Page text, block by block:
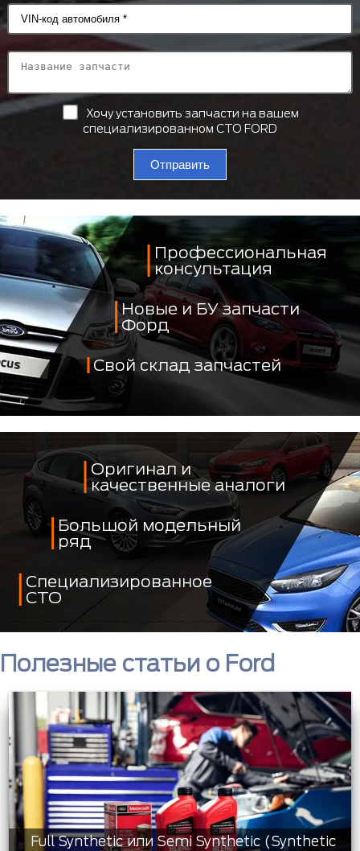
Хочу установить запчасти на вашем
специализированном СТО FORD
Отправить
Профессиональная
консультация
Новые и БУ запчасти
Форд
Свой склад запчастей
Оригинал и
качественные аналоги
Большой модельный
ряд
Специализированное
СТО
Полезные статьи о Ford
Full Synthetic или Semi Synthetic (Synthetic